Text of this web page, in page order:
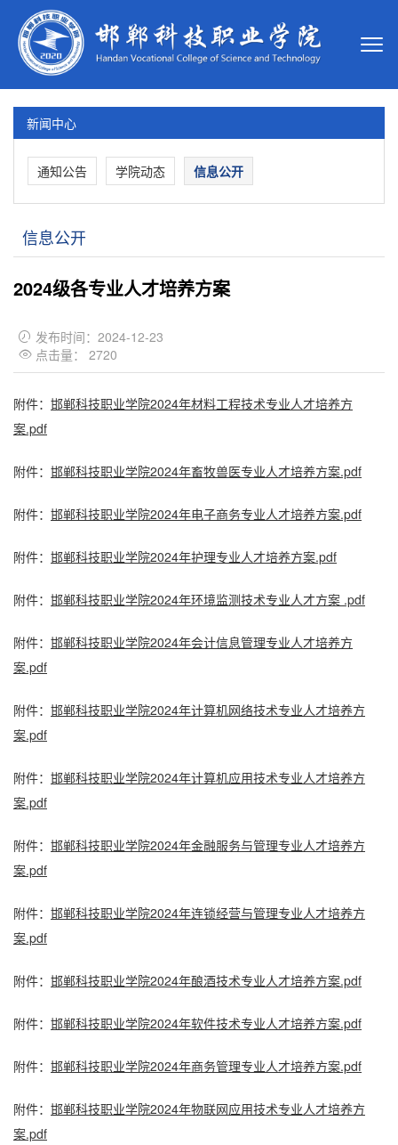
新闻中心
通知公告 学院动态 信息公开
信息公开
2024级各专业人才培养方案
 发布时间：2024-12-23
 点击量： 2720
附件： 邯郸科技职业学院2024年材料工程技术专业人才培养方
案.pdf
附件： 邯郸科技职业学院2024年畜牧兽医专业人才培养方案.pdf
附件： 邯郸科技职业学院2024年电子商务专业人才培养方案.pdf
附件： 邯郸科技职业学院2024年护理专业人才培养方案.pdf
附件： 邯郸科技职业学院2024年环境监测技术专业人才方案 .pdf
附件： 邯郸科技职业学院2024年会计信息管理专业人才培养方
案.pdf
附件： 邯郸科技职业学院2024年计算机网络技术专业人才培养方
案.pdf
附件： 邯郸科技职业学院2024年计算机应用技术专业人才培养方
案.pdf
附件： 邯郸科技职业学院2024年金融服务与管理专业人才培养方
案.pdf
附件： 邯郸科技职业学院2024年连锁经营与管理专业人才培养方
案.pdf
附件： 邯郸科技职业学院2024年酿酒技术专业人才培养方案.pdf
附件： 邯郸科技职业学院2024年软件技术专业人才培养方案.pdf
附件： 邯郸科技职业学院2024年商务管理专业人才培养方案.pdf
附件： 邯郸科技职业学院2024年物联网应用技术专业人才培养方
案.pdf